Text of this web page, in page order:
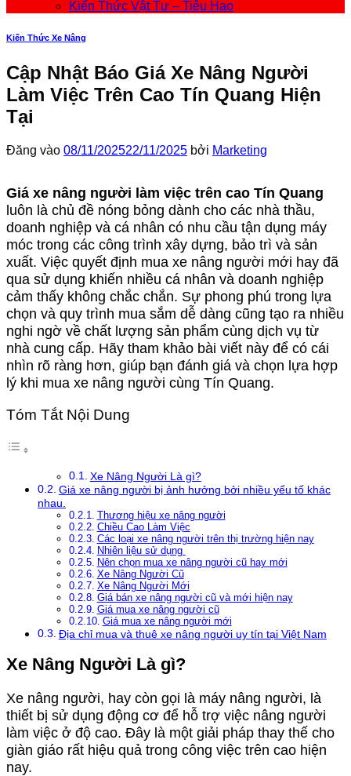
Kiến Thức Vật Tư – Tiêu Hao
Kiến Thức Xe Nâng
Cập Nhật Báo Giá Xe Nâng Người
Làm Việc Trên Cao Tín Quang Hiện
Tại
Đăng vào 08/11/202522/11/2025 bởi Marketing
Giá xe nâng người làm việc trên cao Tín Quang
luôn là chủ đề nóng bỏng dành cho các nhà thầu,
doanh nghiệp và cá nhân có nhu cầu tận dụng máy
móc trong các công trình xây dựng, bảo trì và sản
xuất. Việc quyết định mua xe nâng người mới hay đã
qua sử dụng khiến nhiều cá nhân và doanh nghiệp
cảm thấy không chắc chắn. Sự phong phú trong lựa
chọn và quy trình mua sắm dễ dàng cũng tạo ra nhiều
nghi ngờ về chất lượng sản phẩm cùng dịch vụ từ
nhà cung cấp. Hãy tham khảo bài viết này để có cái
nhìn rõ ràng hơn, giúp bạn đánh giá và chọn lựa hợp
lý khi mua xe nâng người cùng Tín Quang.
Tóm Tắt Nội Dung
Xe Nâng Người Là gì?
Giá xe nâng người bị ảnh hưởng bởi nhiều yếu tố khác
nhau.
Thương hiệu xe nâng người
Chiều Cao Làm Việc
Các loại xe nâng người trên thị trường hiện nay
Nhiên liệu sử dụng
Nên chọn mua xe nâng người cũ hay mới
Xe Nâng Người Cũ
Xe Nâng Người Mới
Giá bán xe nâng người cũ và mới hiện nay
Giá mua xe nâng người cũ
Giá mua xe nâng người mới
Địa chỉ mua và thuê xe nâng người uy tín tại Việt Nam
Xe Nâng Người Là gì?
Xe nâng người, hay còn gọi là máy nâng người, là
thiết bị sử dụng động cơ để hỗ trợ việc nâng người
làm việc ở độ cao. Đây là một giải pháp thay thế cho
giàn giáo rất hiệu quả trong công việc trên cao hiện
nay.